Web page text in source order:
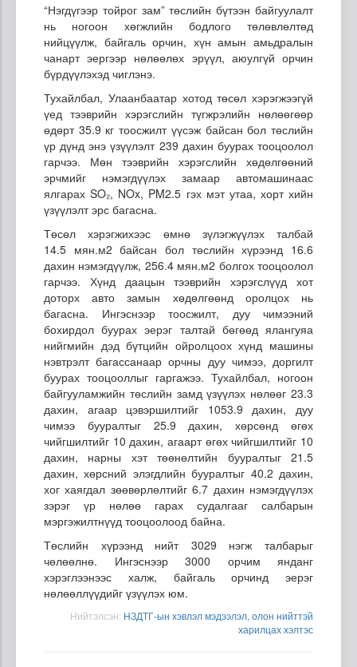
“Нэгдүгээр тойрог зам” төслийн бүтээн байгуулалт
нь ногоон хөгжлийн бодлого төлөвлөлтөд
нийцүүлж, байгаль орчин, хүн амын амьдралын
чанарт эергээр нөлөөлөх эрүүл, аюулгүй орчин
бүрдүүлэхэд чиглэнэ.
Тухайлбал, Улаанбаатар хотод төсөл хэрэгжээгүй
үед тээврийн хэрэгслийн түгжрэлийн нөлөөгөөр
өдөрт 35.9 кг тоосжилт үүсэж байсан бол төслийн
үр дүнд энэ үзүүлэлт 239 дахин буурах тооцоолол
гарчээ. Мөн тээврийн хэрэгслийн хөдөлгөөний
эрчмийг нэмэгдүүлэх замаар автомашинаас
ялгарах SO₂, NOx, PM2.5 гэх мэт утаа, хорт хийн
үзүүлэлт эрс багасна.
Төсөл хэрэгжихээс өмнө зүлэгжүүлэх талбай
14.5 мян.м2 байсан бол төслийн хүрээнд 16.6
дахин нэмэгдүүлж, 256.4 мян.м2 болгох тооцоолол
гарчээ. Хүнд даацын тээврийн хэрэгслүүд хот
доторх авто замын хөдөлгөөнд оролцох нь
багасна. Ингэснээр тоосжилт, дуу чимээний
бохирдол буурах эерэг талтай бөгөөд ялангуяа
нийгмийн дэд бүтцийн ойролцоох хүнд машины
нэвтрэлт багассанаар орчны дуу чимээ, доргилт
буурах тооцооллыг гаргажээ. Тухайлбал, ногоон
байгууламжийн төслийн замд үзүүлэх нөлөөг 23.3
дахин, агаар цэвэршилтийг 1053.9 дахин, дуу
чимээ бууралтыг 25.9 дахин, хөрсөнд өгөх
чийгшилтийг 10 дахин, агаарт өгөх чийгшилтийг 10
дахин, нарны хэт төөнөлтийн бууралтыг 21.5
дахин, хөрсний элэгдлийн бууралтыг 40.2 дахин,
хог хаягдал зөөвөрлөлтийг 6.7 дахин нэмэгдүүлэх
зэрэг үр нөлөө гарах судалгааг салбарын
мэргэжилтнүүд тооцоолоод байна.
Төслийн хүрээнд нийт 3029 нэгж талбарыг
чөлөөлнө. Ингэснээр 3000 орчим янданг
хэрэглээнээс халж, байгаль орчинд эерэг
нөлөөллүүдийг үзүүлэх юм.
Нийтэлсэн: НЗДТГ-ын хэвлэл мэдээлэл, олон нийттэй
харилцах хэлтэс